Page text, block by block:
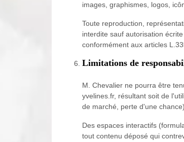
images, graphismes, logos,
Toute reproduction,
interdite sauf autorisation
conformément aux articles
Limitations de
M. Chevalier ne pourra être
yvelines.fr, résultant soit de
de marché, perte d'une
Des espaces interactifs
tout contenu déposé qui